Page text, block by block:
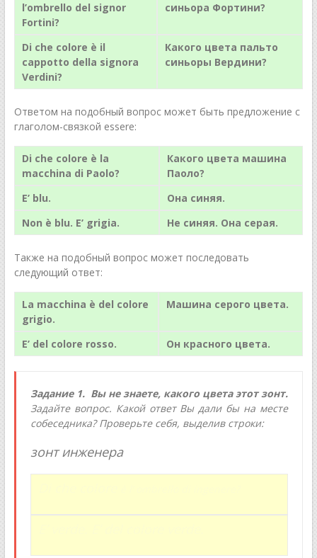
l’ombrello del signor
Fortini?
синьора Фортини?
Di che colore è il
cappotto della signora
Verdini?
Какого цвета пальто
синьоры Вердини?
Ответом на подобный вопрос может быть предложение с
глаголом-связкой essere:
Di che colore è la
macchina di Paolo?
Какого цвета машина
Паоло?
E’ blu.
Она синяя.
Non è blu. E’ grigia.
Не синяя. Она серая.
Также на подобный вопрос может последовать
следующий ответ:
La macchina è del colore
grigio.
Машина серого цвета.
E’ del colore rosso. Он красного цвета.
Задание 1. Вы не знаете, какого цвета этот зонт.
Задайте вопрос. Какой ответ Вы дали бы на месте
собеседника? Проверьте себя, выделив строки:
зонт инженера